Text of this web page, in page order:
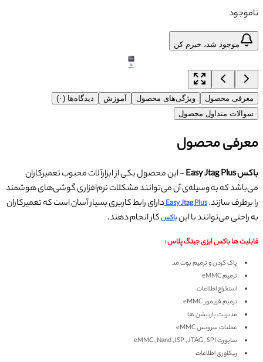
ناموجود
موجود شد، خبرم کن
معرفی محصول ویژگی‌های محصول آموزش
دیدگاه‌ها (۰)
سوالات متداول محصول
معرفی محصول
باکس Easy Jtag Plus
- این محصول یکی از ابزارآلات محبوب تعمیرکاران
می‌باشد که به وسیله‌ی آن می‌توانند مشکلات نرم‌افزاری گوشی‌های هوشمند
را برطرف سازند.Easy Jtag Plusدارای رابط کاربری بسیار آسان است که تعمیرکاران
به راحتی می‌توانند با اینباکسکار انجام دهند.
قابلیت ها باکس ایزی جیتگ پلاس :
پاک کردن و ترمیم بوت مد
ترمیم eMMC
استخراج اطلاعات
ترمیم فریمور eMMC
مدیریت پارتیشن ها
عملیات سرویس eMMC
ساپورت eMMC , Nand , ISP , JTAG , SPI
ریکاوری اطلاعات